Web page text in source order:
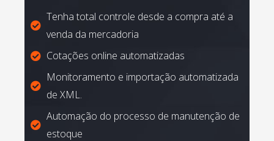
Tenha total controle desde a compra até a
venda da mercadoria
Cotações online automatizadas
Monitoramento e importação automatizada
de XML.
Automação do processo de manutenção de
estoque